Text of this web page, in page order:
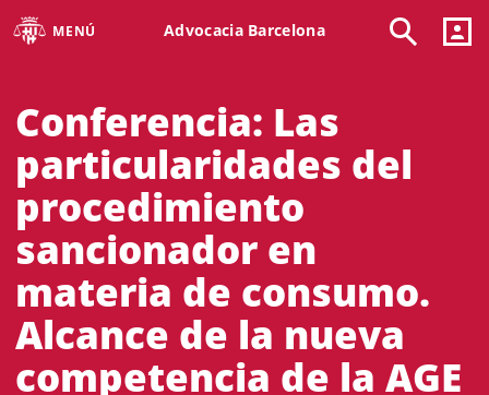
MENÚ Advocacia Barcelona
Conferencia: Las
particularidades del
procedimiento
sancionador en
materia de consumo.
Alcance de la nueva
competencia de la AGE